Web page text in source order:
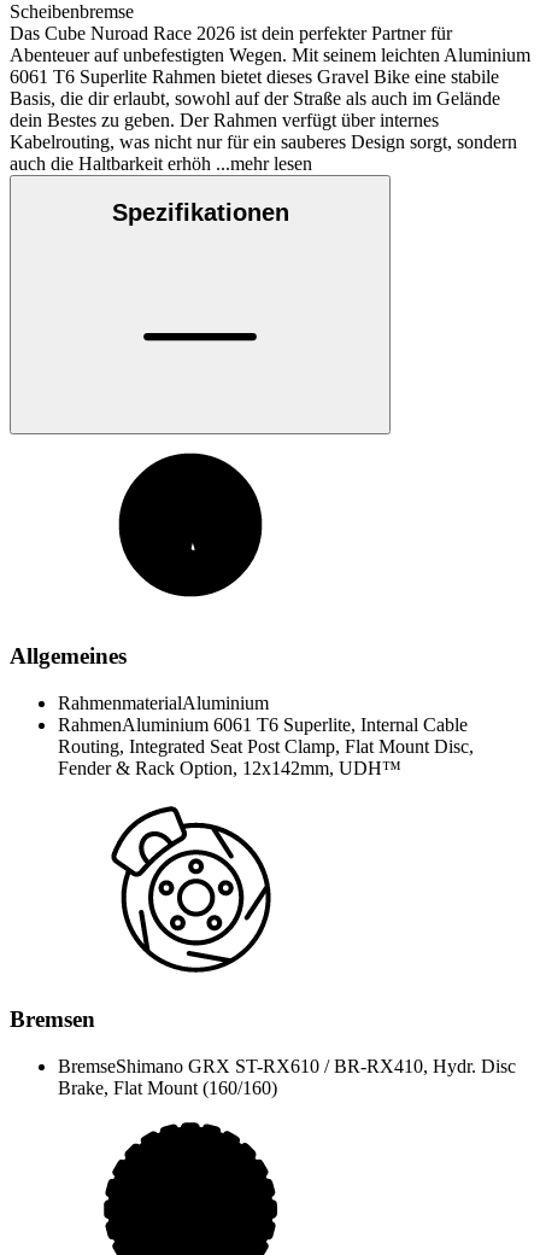
Scheibenbremse
Das Cube Nuroad Race 2026 ist dein perfekter Partner für
Abenteuer auf unbefestigten Wegen. Mit seinem leichten Aluminium
6061 T6 Superlite Rahmen bietet dieses Gravel Bike eine stabile
Basis, die dir erlaubt, sowohl auf der Straße als auch im Gelände
dein Bestes zu geben. Der Rahmen verfügt über internes
Kabelrouting, was nicht nur für ein sauberes Design sorgt, sondern
auch die Haltbarkeit erhöh ...mehr lesen
Spezifikationen
Allgemeines
RahmenmaterialAluminium
RahmenAluminium 6061 T6 Superlite, Internal Cable
Routing, Integrated Seat Post Clamp, Flat Mount Disc,
Fender & Rack Option, 12x142mm, UDH™
Bremsen
BremseShimano GRX ST-RX610 / BR-RX410, Hydr. Disc
Brake, Flat Mount (160/160)